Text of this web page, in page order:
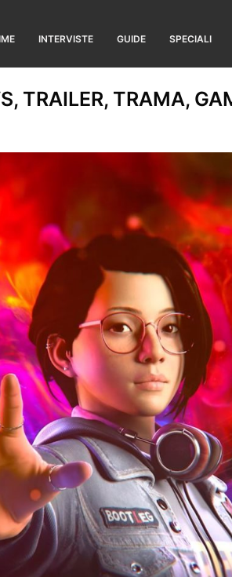
INTERVISTE GUIDE SPECIALI
TRAILER, TRAMA,